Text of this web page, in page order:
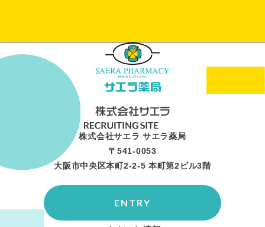
株式会社サエラ サエラ薬局
〒541-0053
大阪市中央区本町2-2-5 本町第2ビル3階
ENTRY